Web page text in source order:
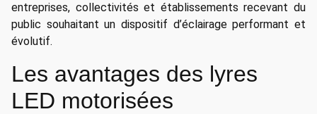
entreprises, collectivités et établissements recevant du
public souhaitant un dispositif d’éclairage performant et
évolutif.
Les avantages des lyres
LED motorisées